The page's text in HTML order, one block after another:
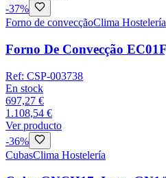
-37%
Forno de convecçãoClima Hostelería
Forno De Convecção
Ref: CSP-003738
En stock
697,27 €
1.108,54 €
Ver producto
-36%
CubasClima Hostelería